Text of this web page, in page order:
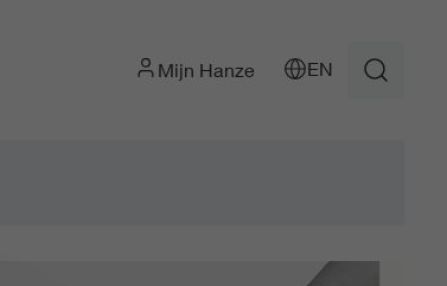
Mijn Hanze EN